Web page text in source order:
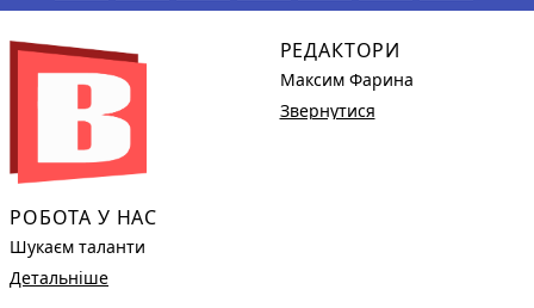
РОБОТА У НАС
Шукаєм таланти
Детальніше
РЕДАКТОРИ
Максим Фарина
Звернутися